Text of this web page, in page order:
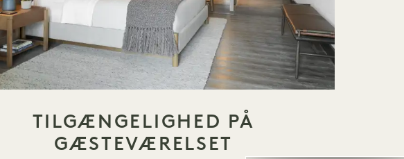
TILGÆNGELIGHED PÅ
GÆSTEVÆRELSET